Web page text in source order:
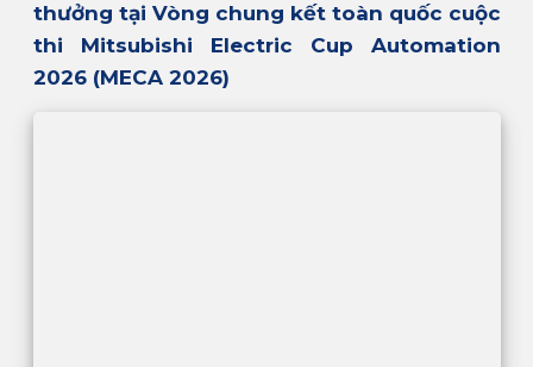
thưởng tại Vòng chung kết toàn quốc cuộc
thi Mitsubishi Electric Cup Automation
2026 (MECA 2026)